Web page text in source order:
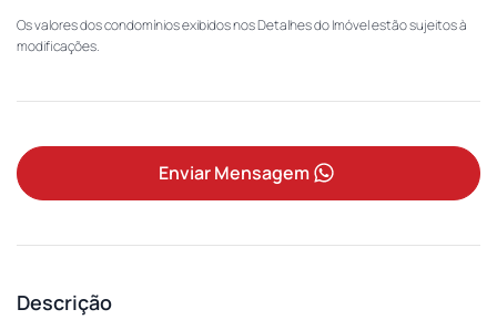
Os valores dos condomínios exibidos nos Detalhes do Imóvel estão sujeitos à
modificações.
Enviar Mensagem
Descrição